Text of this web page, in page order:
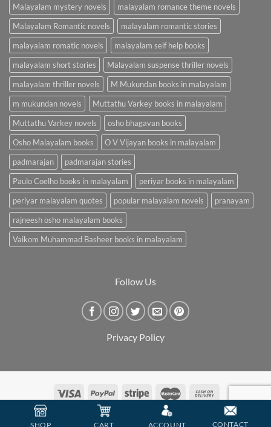
Malayalam mystery novels
malayalam romance theme novels
Malayalam Romantic novels
malayalam romantic stories
malayalam romatic novels
malayalam self help books
malayalam short stories
Malayalam suspense thriller novels
malayalam thriller novels
M Mukundan books in malayalam
m mukundan novels
Muttathu Varkey books in malayalam
Muttathu Varkey novels
osho bhagavan books
Osho Malayalam books
O V Vijayan books in malayalam
padmarajan
padmarajan stories
Paulo Coelho books in malayalam
periyar books in malayalam
periyar malayalam quotes
popular malayalam novels
pranayam
rajneesh osho malayalam books
Vaikom Muhammad Basheer books in malayalam
Follow Us
Privacy Policy
SHOP CART ACCOUNT CONTACT
Copyright 2026 © BookCarry